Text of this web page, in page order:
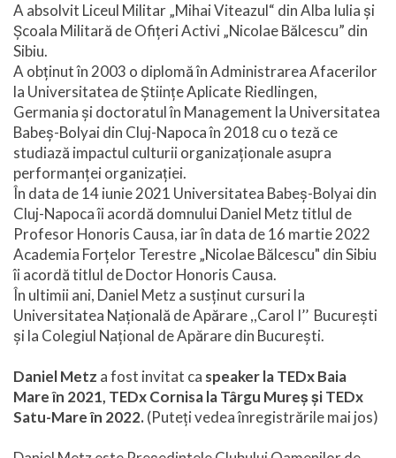
A absolvit Liceul Militar „Mihai Viteazul“ din Alba Iulia și
Școala Militară de Ofițeri Activi „Nicolae Bălcescu” din
Sibiu.
A obținut în 2003 o diplomă în Administrarea Afacerilor
la Universitatea de Științe Aplicate Riedlingen,
Germania și doctoratul în Management la Universitatea
Babeș-Bolyai din Cluj-Napoca în 2018 cu o teză ce
studiază impactul culturii organizaționale asupra
performanței organizației.
În data de 14 iunie 2021 Universitatea Babeș-Bolyai din
Cluj-Napoca îi acordă domnului Daniel Metz titlul de
Profesor Honoris Causa, iar în data de 16 martie 2022
Academia Forțelor Terestre „Nicolae Bălcescu" din Sibiu
îi acordă titlul de Doctor Honoris Causa.
În ultimii ani, Daniel Metz a susținut cursuri la
Universitatea Națională de Apărare ,,Carol I’’ București
și la Colegiul Național de Apărare din București.
Daniel Metz a fost invitat ca speaker la TEDx Baia
Mare în 2021, TEDx Cornisa la Târgu Mureș și TEDx
Satu-Mare în 2022. (Puteți vedea înregistrările mai jos)